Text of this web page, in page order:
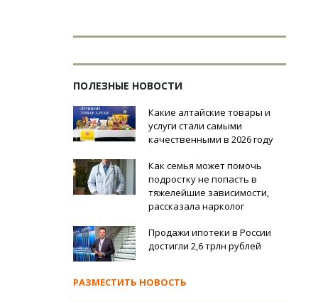
ПОЛЕЗНЫЕ НОВОСТИ
Какие алтайские товары и
услуги стали самыми
качественными в 2026 году
Как семья может помочь
подростку не попасть в
тяжелейшие зависимости,
рассказала нарколог
Продажи ипотеки в России
достигли 2,6 трлн рублей
РАЗМЕСТИТЬ НОВОСТЬ